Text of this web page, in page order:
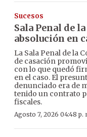
Sucesos
Sala Penal de
absolución en
La Sala Penal de la
de casación
con lo que quedó
en el caso. El
denunciado era de
tenido un contrato
fiscales.
Agosto 7, 2026 04:48 p.